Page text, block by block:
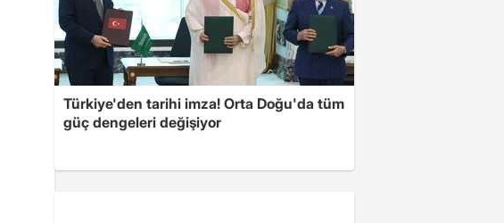
Türkiye'den tarihi imza! Orta Doğu'da tüm
güç dengeleri değişiyor